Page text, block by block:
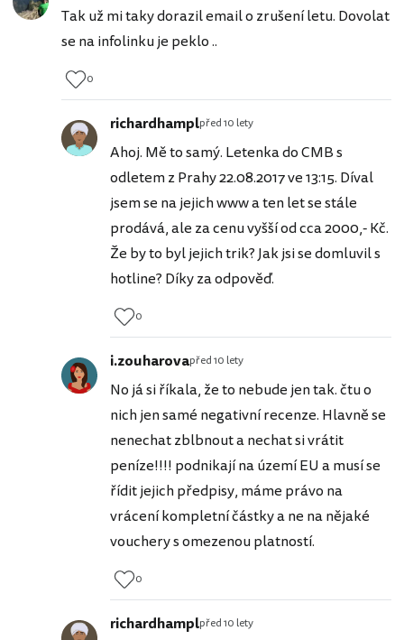
Tak už mi taky dorazil email o zrušení letu. Dovolat
se na infolinku je peklo ..
0
richardhamplpřed 10 lety
Ahoj. Mě to samý. Letenka do CMB s
odletem z Prahy 22.08.2017 ve 13:15. Díval
jsem se na jejich www a ten let se stále
prodává, ale za cenu vyšší od cca 2000,- Kč.
Že by to byl jejich trik? Jak jsi se domluvil s
hotline? Díky za odpověď.
0
i.zouharovapřed 10 lety
No já si říkala, že to nebude jen tak. čtu o
nich jen samé negativní recenze. Hlavně se
nenechat zblbnout a nechat si vrátit
peníze!!!! podnikají na území EU a musí se
řídit jejich předpisy, máme právo na
vrácení kompletní částky a ne na nějaké
vouchery s omezenou platností.
0
richardhamplpřed 10 lety